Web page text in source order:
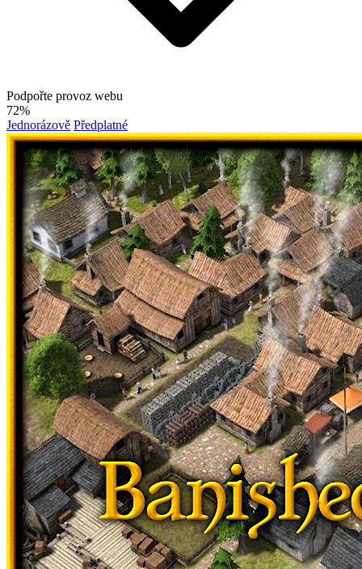
Podpořte provoz webu
72%
Jednorázově Předplatné